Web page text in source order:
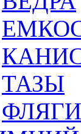
ТАЗЫ
ФЛЯГИ